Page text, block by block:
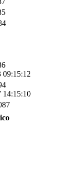
09:15:12
14:15:10